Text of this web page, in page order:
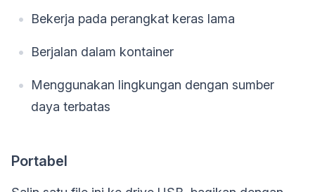
Bekerja pada perangkat keras lama
Berjalan dalam kontainer
Menggunakan lingkungan dengan sumber
daya terbatas
Portabel